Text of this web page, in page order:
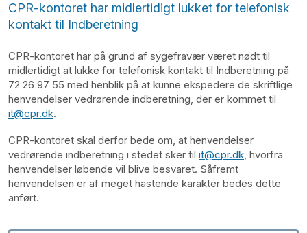
CPR-kontoret har midlertidigt lukket for telefonisk
kontakt til Indberetning
CPR-kontoret har på grund af sygefravær været nødt til
midlertidigt at lukke for telefonisk kontakt til Indberetning på
72 26 97 55 med henblik på at kunne ekspedere de skriftlige
henvendelser vedrørende indberetning, der er kommet til
it@cpr.dk.
CPR-kontoret skal derfor bede om, at henvendelser
vedrørende indberetning i stedet sker til it@cpr.dk, hvorfra
henvendelser løbende vil blive besvaret. Såfremt
henvendelsen er af meget hastende karakter bedes dette
anført.